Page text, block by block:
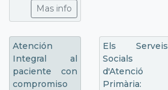
Mas info
Atención
Integral al
paciente con
compromiso
Els Serveis
Socials
d'Atenció
Primària: